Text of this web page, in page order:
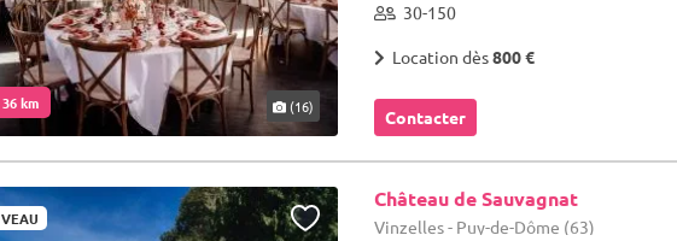
km (16)
30-150
Location dès800 €
Contacter
Château de Sauvagnat
Vinzelles - Puy-de-Dôme (63)